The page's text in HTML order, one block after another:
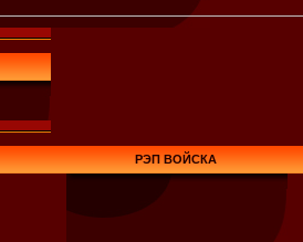
РЭП ВОЙСКА